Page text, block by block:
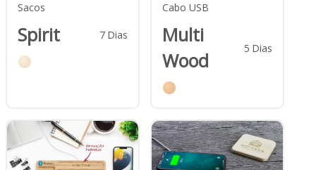
Sacos
Spirit 7 Dias
Cabo USB
Multi
Wood
5 Dias